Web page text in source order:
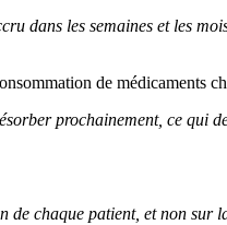
dans les semaines et les
de médicaments
prochainement, ce qui
de chaque patient, et non sur